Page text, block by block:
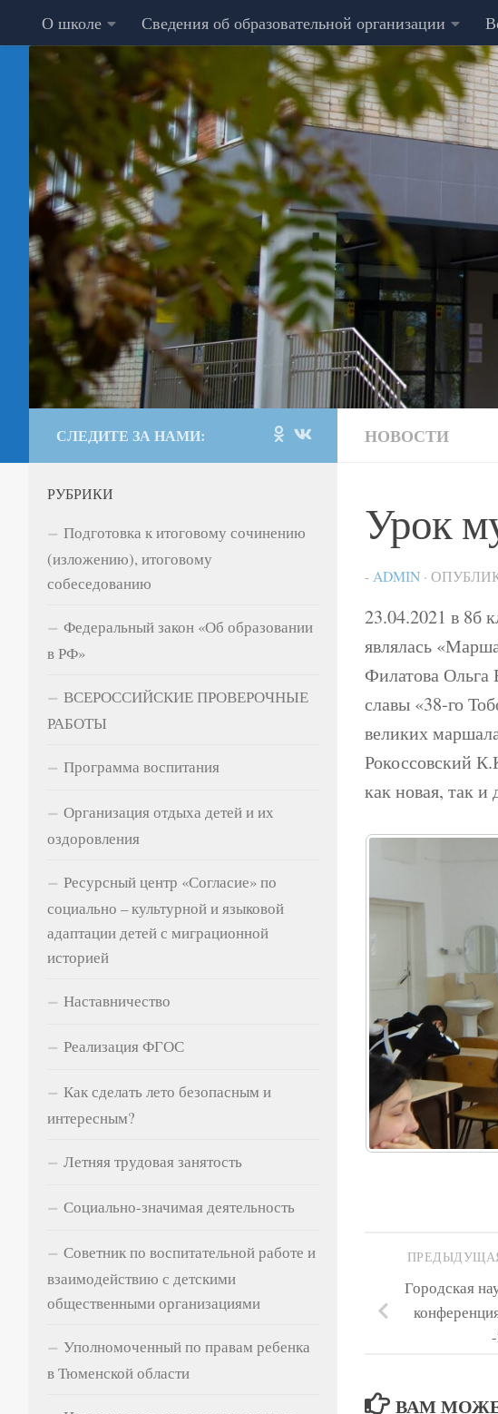
Перейти к содержимому
О школе Сведения об образовательной организации
НОВОСТИ
Урок
- ADMIN ·
23.04.2021 в 8б
являлась
Филатова Ольга
славы «38-го
великих
Рокоссовский
как новая, так и
Городская
ВАМ
СЛЕДИТЕ ЗА НАМИ:
РУБРИКИ
Подготовка к итоговому сочинению
(изложению), итоговому
собеседованию
Федеральный закон «Об образовании
в РФ»
ВСЕРОССИЙСКИЕ ПРОВЕРОЧНЫЕ
РАБОТЫ
Программа воспитания
Организация отдыха детей и их
оздоровления
Ресурсный центр «Согласие» по
социально – культурной и языковой
адаптации детей с миграционной
историей
Наставничество
Реализация ФГОС
Как сделать лето безопасным и
интересным?
Летняя трудовая занятость
Социально-значимая деятельность
Советник по воспитательной работе и
взаимодействию с детскими
общественными организациями
Уполномоченный по правам ребенка
в Тюменской области